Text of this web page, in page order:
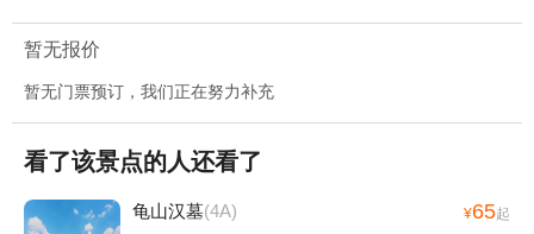
暂无报价
暂无门票预订，我们正在努力补充
看了该景点的人还看了
龟山汉墓(4A) ¥65起